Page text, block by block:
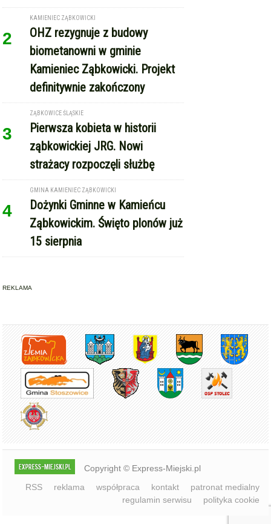
2
KAMIENIEC ZĄBKOWICKI
OHZ rezygnuje z budowy
biometanowni w gminie
Kamieniec Ząbkowicki. Projekt
definitywnie zakończony
3
ZĄBKOWICE ŚLĄSKIE
Pierwsza kobieta w historii
ząbkowickiej JRG. Nowi
strażacy rozpoczęli służbę
4
GMINA KAMIENIEC ZĄBKOWICKI
Dożynki Gminne w Kamieńcu
Ząbkowickim. Święto plonów już
15 sierpnia
REKLAMA
Copyright © Express-Miejski.pl
RSS
reklama współpraca kontakt
patronat medialny
regulamin serwisu
polityka cookie